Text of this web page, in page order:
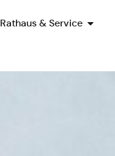
Rathaus & Service